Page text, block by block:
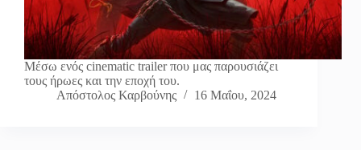
Μέσω ενός cinematic trailer που μας παρουσιάζει
τους ήρωες και την εποχή του.
Απόστολος Καρβούνης
16 Μαΐου, 2024